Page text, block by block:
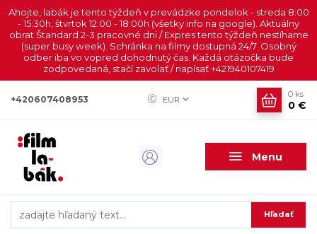
Ahojte, labák je tento týždeň v prevádzke pondelok - streda 8:00
- 15:30h, štvrtok 12:00 - 18:00h (všetky info na google). Aktuálny
obrat Štandard 2-3 pracovné dni / Expres tento týždeň nestíhame
(super busy week). Schránka na filmy dostupná 24/7. Osobný
odber iba vo vopred dohodnutý čas. Každá otázočka bude
zodpovedaná, stačí zavolať / napísať +421940107419
Menu
EUR
Hľadať
+420607408953
0 ks
0 €